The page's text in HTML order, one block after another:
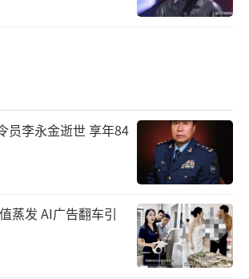
员李永金逝世 享年84
蒸发 AI广告翻车引